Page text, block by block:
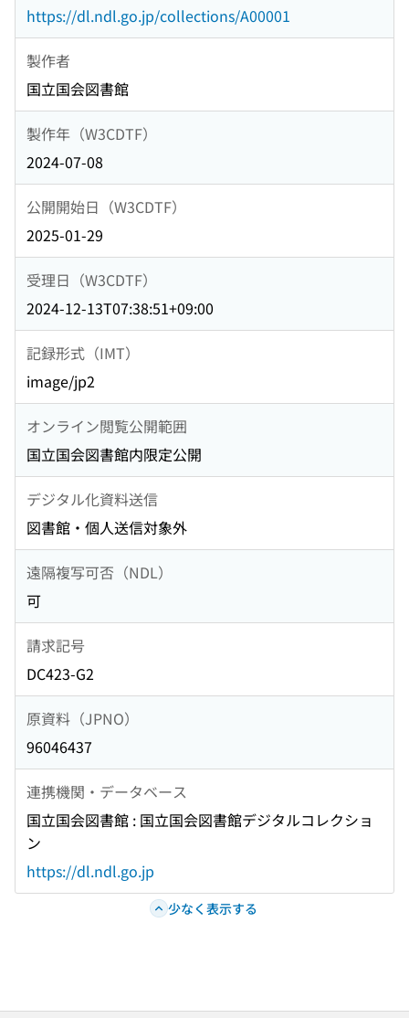
https://dl.ndl.go.jp/collections/A00001
製作者
国立国会図書館
製作年（W3CDTF）
2024-07-08
公開開始日（W3CDTF）
2025-01-29
受理日（W3CDTF）
2024-12-13T07:38:51+09:00
記録形式（IMT）
image/jp2
オンライン閲覧公開範囲
国立国会図書館内限定公開
デジタル化資料送信
図書館・個人送信対象外
遠隔複写可否（NDL）
可
請求記号
DC423-G2
原資料（JPNO）
96046437
連携機関・データベース
国立国会図書館 : 国立国会図書館デジタルコレクショ
ン
https://dl.ndl.go.jp
少なく表示する